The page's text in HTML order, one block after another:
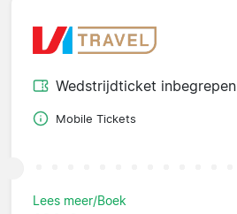
Wedstrijdticket inbegrepen
Mobile Tickets
Lees meer/Boek